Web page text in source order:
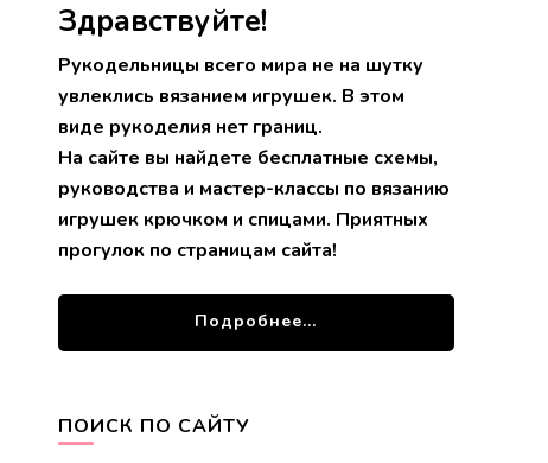
Здравствуйте!
Рукодельницы всего мира не на шутку
увлеклись вязанием игрушек. В этом
виде рукоделия нет границ.
На сайте вы найдете бесплатные схемы,
руководства и мастер-классы по вязанию
игрушек крючком и спицами. Приятных
прогулок по страницам сайта!
Подробнее...
ПОИСК ПО САЙТУ